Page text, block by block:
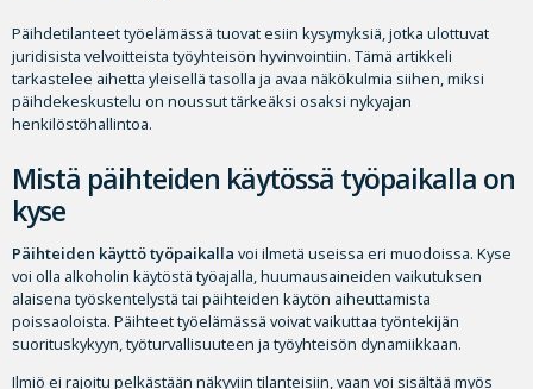
Päihdetilanteet työelämässä tuovat esiin kysymyksiä, jotka ulottuvat
juridisista velvoitteista työyhteisön hyvinvointiin. Tämä artikkeli
tarkastelee aihetta yleisellä tasolla ja avaa näkökulmia siihen, miksi
päihdekeskustelu on noussut tärkeäksi osaksi nykyajan
henkilöstöhallintoa.
Mistä päihteiden käytössä työpaikalla on
kyse
Päihteiden käyttö työpaikalla voi ilmetä useissa eri muodoissa. Kyse
voi olla alkoholin käytöstä työajalla, huumausaineiden vaikutuksen
alaisena työskentelystä tai päihteiden käytön aiheuttamista
poissaoloista. Päihteet työelämässä voivat vaikuttaa työntekijän
suorituskykyyn, työturvallisuuteen ja työyhteisön dynamiikkaan.
Ilmiö ei rajoitu pelkästään näkyviin tilanteisiin, vaan voi sisältää myös